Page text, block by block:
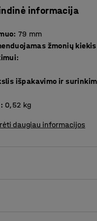
informacija
: 79 mm
žmonių
:
išpakavimo ir
: 0,52 kg
daugiau informacijos
bei plastiką.